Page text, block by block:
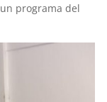
programa del